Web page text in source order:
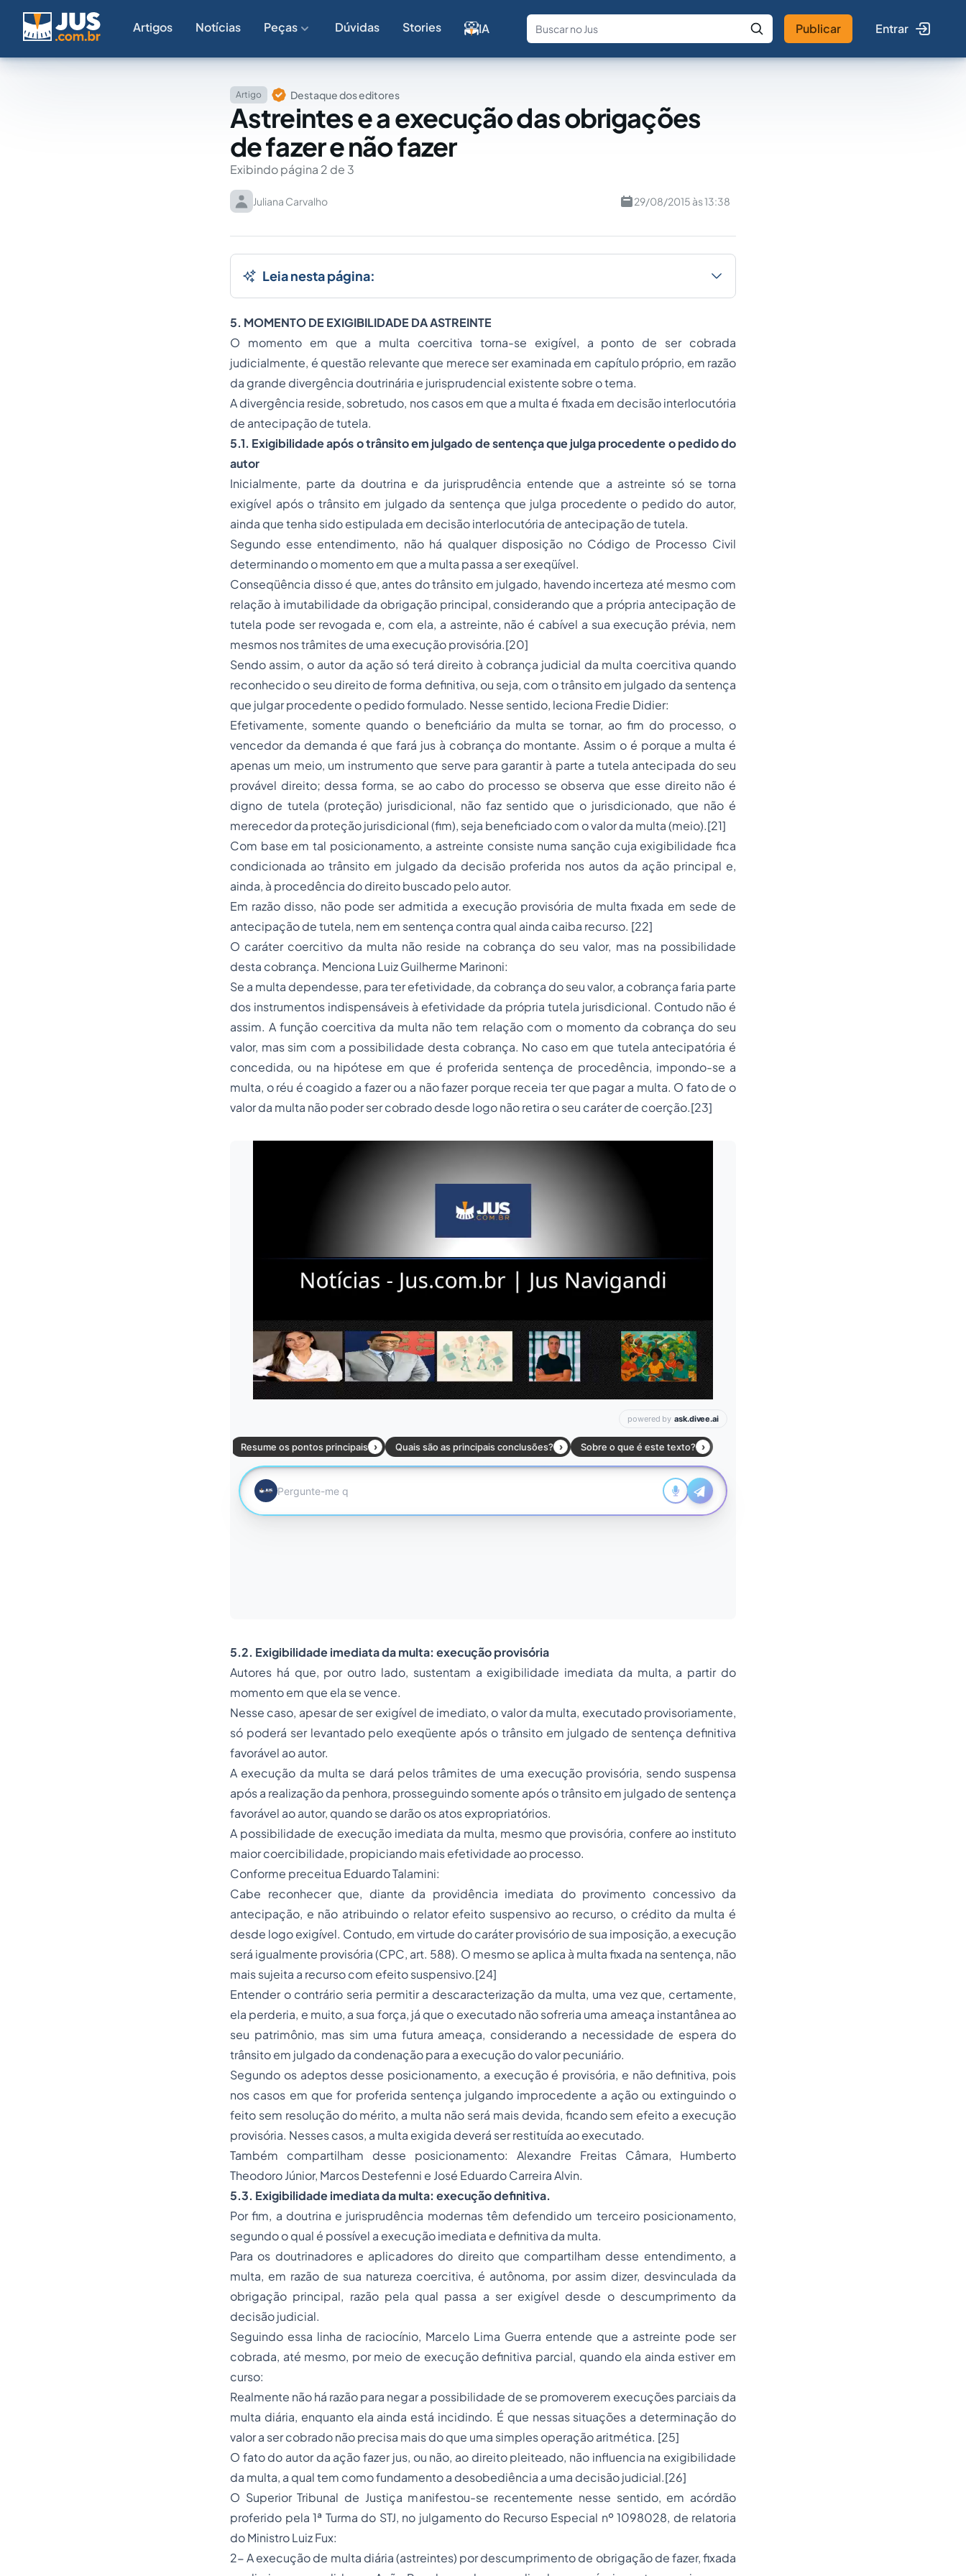
Artigos Notícias Peças Dúvidas Stories IA
Fale com a IA Buscar no Jus
Publicar Entrar
Artigo Destaque dos editores
Astreintes e a execução das obrigações
de fazer e não fazer
Exibindo página 2 de 3
Juliana Carvalho 29/08/2015 às 13:38
Leia nesta página:
5. MOMENTO DE EXIGIBILIDADE DA ASTREINTE
O momento em que a multa coercitiva torna-se exigível, a ponto de ser cobrada
judicialmente, é questão relevante que merece ser examinada em capítulo próprio, em razão
da grande divergência doutrinária e jurisprudencial existente sobre o tema.
A divergência reside, sobretudo, nos casos em que a multa é fixada em decisão interlocutória
de antecipação de tutela.
5.1. Exigibilidade após o trânsito em julgado de sentença que julga procedente o pedido do
autor
Inicialmente, parte da doutrina e da jurisprudência entende que a astreinte só se torna
exigível após o trânsito em julgado da sentença que julga procedente o pedido do autor,
ainda que tenha sido estipulada em decisão interlocutória de antecipação de tutela.
Segundo esse entendimento, não há qualquer disposição no Código de Processo Civil
determinando o momento em que a multa passa a ser exeqüível.
Conseqüência disso é que, antes do trânsito em julgado, havendo incerteza até mesmo com
relação à imutabilidade da obrigação principal, considerando que a própria antecipação de
tutela pode ser revogada e, com ela, a astreinte, não é cabível a sua execução prévia, nem
mesmos nos trâmites de uma execução provisória.[20]
Sendo assim, o autor da ação só terá direito à cobrança judicial da multa coercitiva quando
reconhecido o seu direito de forma definitiva, ou seja, com o trânsito em julgado da sentença
que julgar procedente o pedido formulado. Nesse sentido, leciona Fredie Didier:
Efetivamente, somente quando o beneficiário da multa se tornar, ao fim do processo, o
vencedor da demanda é que fará jus à cobrança do montante. Assim o é porque a multa é
apenas um meio, um instrumento que serve para garantir à parte a tutela antecipada do seu
provável direito; dessa forma, se ao cabo do processo se observa que esse direito não é
digno de tutela (proteção) jurisdicional, não faz sentido que o jurisdicionado, que não é
merecedor da proteção jurisdicional (fim), seja beneficiado com o valor da multa (meio).[21]
Com base em tal posicionamento, a astreinte consiste numa sanção cuja exigibilidade fica
condicionada ao trânsito em julgado da decisão proferida nos autos da ação principal e,
ainda, à procedência do direito buscado pelo autor.
Em razão disso, não pode ser admitida a execução provisória de multa fixada em sede de
antecipação de tutela, nem em sentença contra qual ainda caiba recurso. [22]
O caráter coercitivo da multa não reside na cobrança do seu valor, mas na possibilidade
desta cobrança. Menciona Luiz Guilherme Marinoni:
Se a multa dependesse, para ter efetividade, da cobrança do seu valor, a cobrança faria parte
dos instrumentos indispensáveis à efetividade da própria tutela jurisdicional. Contudo não é
assim. A função coercitiva da multa não tem relação com o momento da cobrança do seu
valor, mas sim com a possibilidade desta cobrança. No caso em que tutela antecipatória é
concedida, ou na hipótese em que é proferida sentença de procedência, impondo-se a
multa, o réu é coagido a fazer ou a não fazer porque receia ter que pagar a multa. O fato de o
valor da multa não poder ser cobrado desde logo não retira o seu caráter de coerção.[23]
5.2. Exigibilidade imediata da multa: execução provisória
Autores há que, por outro lado, sustentam a exigibilidade imediata da multa, a partir do
momento em que ela se vence.
Nesse caso, apesar de ser exigível de imediato, o valor da multa, executado provisoriamente,
só poderá ser levantado pelo exeqüente após o trânsito em julgado de sentença definitiva
favorável ao autor.
A execução da multa se dará pelos trâmites de uma execução provisória, sendo suspensa
após a realização da penhora, prosseguindo somente após o trânsito em julgado de sentença
favorável ao autor, quando se darão os atos expropriatórios.
A possibilidade de execução imediata da multa, mesmo que provisória, confere ao instituto
maior coercibilidade, propiciando mais efetividade ao processo.
Conforme preceitua Eduardo Talamini:
Cabe reconhecer que, diante da providência imediata do provimento concessivo da
antecipação, e não atribuindo o relator efeito suspensivo ao recurso, o crédito da multa é
desde logo exigível. Contudo, em virtude do caráter provisório de sua imposição, a execução
será igualmente provisória (CPC, art. 588). O mesmo se aplica à multa fixada na sentença, não
mais sujeita a recurso com efeito suspensivo.[24]
Entender o contrário seria permitir a descaracterização da multa, uma vez que, certamente,
ela perderia, e muito, a sua força, já que o executado não sofreria uma ameaça instantânea ao
seu patrimônio, mas sim uma futura ameaça, considerando a necessidade de espera do
trânsito em julgado da condenação para a execução do valor pecuniário.
Segundo os adeptos desse posicionamento, a execução é provisória, e não definitiva, pois
nos casos em que for proferida sentença julgando improcedente a ação ou extinguindo o
feito sem resolução do mérito, a multa não será mais devida, ficando sem efeito a execução
provisória. Nesses casos, a multa exigida deverá ser restituída ao executado.
Também compartilham desse posicionamento: Alexandre Freitas Câmara, Humberto
Theodoro Júnior, Marcos Destefenni e José Eduardo Carreira Alvin.
5.3. Exigibilidade imediata da multa: execução definitiva.
Por fim, a doutrina e jurisprudência modernas têm defendido um terceiro posicionamento,
segundo o qual é possível a execução imediata e definitiva da multa.
Para os doutrinadores e aplicadores do direito que compartilham desse entendimento, a
multa, em razão de sua natureza coercitiva, é autônoma, por assim dizer, desvinculada da
obrigação principal, razão pela qual passa a ser exigível desde o descumprimento da
decisão judicial.
Seguindo essa linha de raciocínio, Marcelo Lima Guerra entende que a astreinte pode ser
cobrada, até mesmo, por meio de execução definitiva parcial, quando ela ainda estiver em
curso:
Realmente não há razão para negar a possibilidade de se promoverem execuções parciais da
multa diária, enquanto ela ainda está incidindo. É que nessas situações a determinação do
valor a ser cobrado não precisa mais do que uma simples operação aritmética. [25]
O fato do autor da ação fazer jus, ou não, ao direito pleiteado, não influencia na exigibilidade
da multa, a qual tem como fundamento a desobediência a uma decisão judicial.[26]
O Superior Tribunal de Justiça manifestou-se recentemente nesse sentido, em acórdão
proferido pela 1ª Turma do STJ, no julgamento do Recurso Especial nº 1098028, de relatoria
do Ministro Luiz Fux:
2- A execução de multa diária (astreintes) por descumprimento de obrigação de fazer, fixada